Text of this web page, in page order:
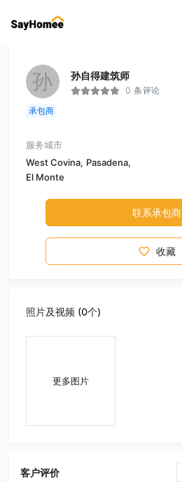
孙 孙自得建筑师
0 条评论
承包商
服务城市
West Covina, Pasadena,
El Monte
联系承包商
收藏
照片及视频 (0个)
更多图片
客户评价